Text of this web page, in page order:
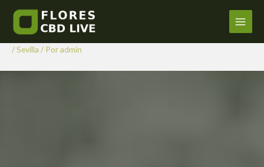
contenido
Main
Comprar Flores CBD en La
Puebla de los Infantes
/Sevilla / Poradmin